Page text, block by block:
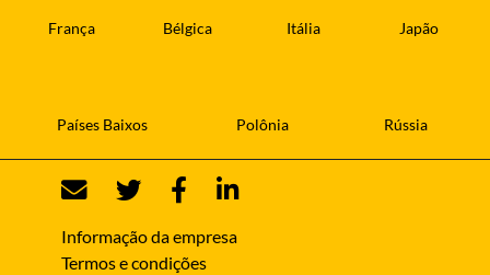
França Bélgica Itália Japão
Países Baixos Polônia Rússia
Informação da empresa
Termos e condições